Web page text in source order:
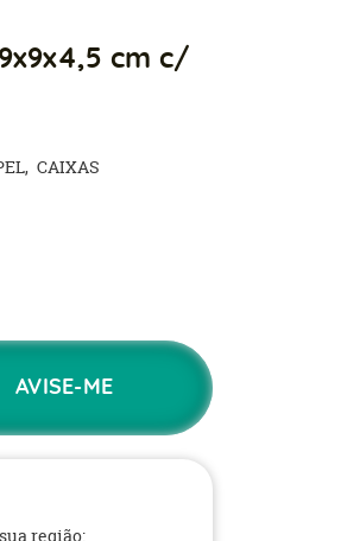
cm c/
CAIXAS
AVISE-ME
região: